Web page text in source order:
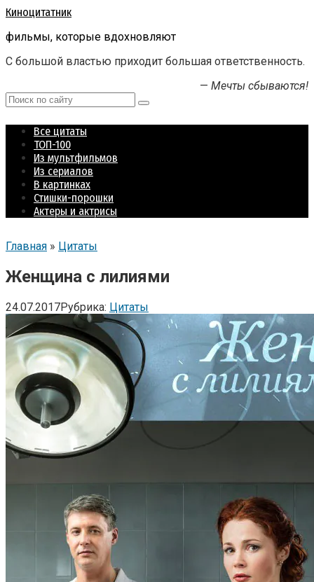
Перейти
контенту
Киноцитатник
фильмы, которые вдохновляют
С большой властью приходит большая ответственность.
— Мечты сбываются!
Поиск:
Все цитаты
ТОП-100
Из мультфильмов
Из сериалов
В картинках
Стишки-порошки
Актеры и актрисы
Главная » Цитаты
Женщина с лилиями
24.07.2017Рубрика: Цитаты